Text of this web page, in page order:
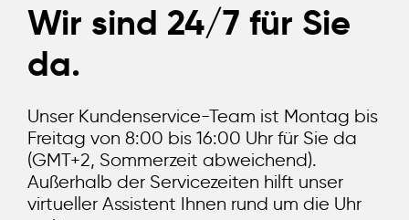
Wir sind 24/7 für Sie
da.
Unser Kundenservice-Team ist Montag bis
Freitag von 8:00 bis 16:00 Uhr für Sie da
(GMT+2, Sommerzeit abweichend).
Außerhalb der Servicezeiten hilft unser
virtueller Assistent Ihnen rund um die Uhr